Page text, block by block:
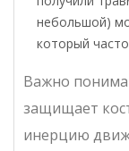
небольшой)
который
Важно
защищает
инерцию